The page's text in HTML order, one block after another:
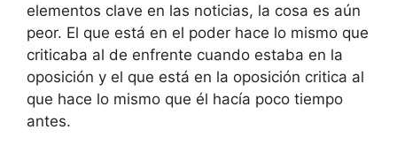
elementos clave en las noticias, la cosa es aún
peor. El que está en el poder hace lo mismo que
criticaba al de enfrente cuando estaba en la
oposición y el que está en la oposición critica al
que hace lo mismo que él hacía poco tiempo
antes.